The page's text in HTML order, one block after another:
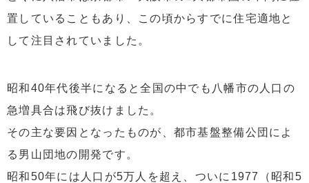
置していることもあり、この頃からすでに住宅適地と
して注目されていました。
昭和40年代後半になると全国の中でも八幡市の人口の
急増具合は飛び抜けました。
その主な要因となったものが、都市基盤整備公団によ
る男山団地の開発です。
昭和50年には人口が5万人を超え、ついに1977（昭和5